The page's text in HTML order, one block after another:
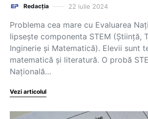
Redacția 22 iulie 2024
Problema cea mare cu Evaluarea
lipsește componenta STEM (Știință,
Inginerie și Matematică). Elevii sunt
matematică și literatură. O probă
Națională…
Vezi articolul